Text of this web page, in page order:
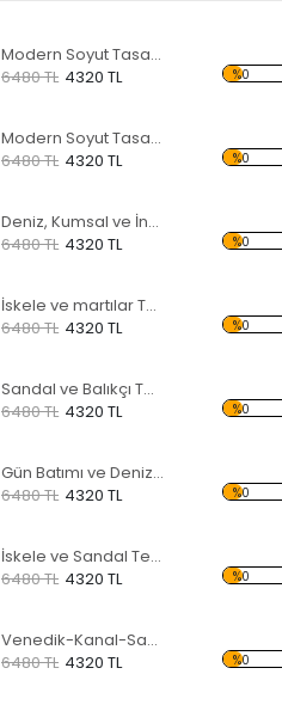
Modern Soyut Tasarım 31 Kanvas Tablo
6480 TL 4320 TL %0
Modern Soyut Tasarım 29 Kanvas Tablo
6480 TL 4320 TL %0
Deniz, Kumsal ve İnsanlar Kanvas Tablo
6480 TL 4320 TL %0
İskele ve martılar Temalı Kanvas Tablo
6480 TL 4320 TL %0
Sandal ve Balıkçı Temalı Kanvas Tablo
6480 TL 4320 TL %0
Gün Batımı ve Deniz Temalı Kanvas Tablo
6480 TL 4320 TL %0
İskele ve Sandal Temalı Kanvas Tablo
6480 TL 4320 TL %0
Venedik-Kanal-Sandal Kanvas Tablo
6480 TL 4320 TL %0